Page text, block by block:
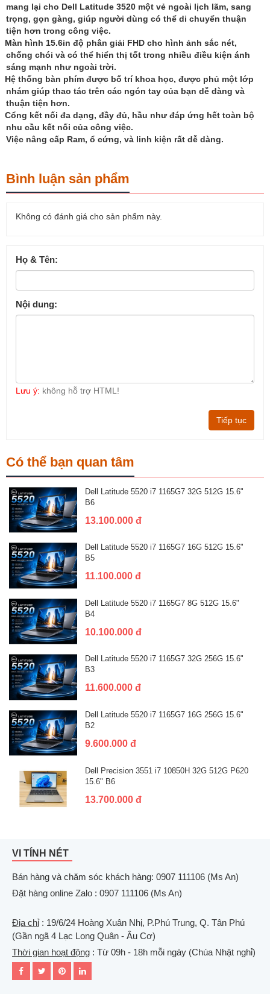
mang lại cho Dell Latitude 3520 một vẻ ngoài lịch lãm, sang
trọng, gọn gàng, giúp người dùng có thể di chuyển thuận
tiện hơn trong công việc.
Màn hình 15.6in độ phân giải FHD cho hình ảnh sắc nét,
chống chói và có thể hiển thị tốt trong nhiều điều kiện ánh
sáng mạnh như ngoài trời.
Hệ thống bàn phím được bố trí khoa học, được phủ một lớp
nhám giúp thao tác trên các ngón tay của bạn dễ dàng và
thuận tiện hơn.
Cổng kết nối đa dạng, đầy đủ, hầu như đáp ứng hết toàn bộ
nhu cầu kết nối của công việc.
Việc nâng cấp Ram, ổ cứng, và linh kiện rất dễ dàng.
Bình luận sản phẩm
Không có đánh giá cho sản phẩm này.
Họ & Tên:
Nội dung:
Lưu ý: không hỗ trợ HTML!
Tiếp tục
Có thể bạn quan tâm
Dell Latitude 5520 i7 1165G7 32G 512G 15.6"
B6
13.100.000 đ
Dell Latitude 5520 i7 1165G7 16G 512G 15.6"
B5
11.100.000 đ
Dell Latitude 5520 i7 1165G7 8G 512G 15.6"
B4
10.100.000 đ
Dell Latitude 5520 i7 1165G7 32G 256G 15.6"
B3
11.600.000 đ
Dell Latitude 5520 i7 1165G7 16G 256G 15.6"
B2
9.600.000 đ
Dell Precision 3551 i7 10850H 32G 512G P620
15.6" B6
13.700.000 đ
VI TÍNH NÉT
Bán hàng và chăm sóc khách hàng: 0907 111106 (Ms An)
Đặt hàng online Zalo : 0907 111106 (Ms An)
Địa chỉ: 19/6/24 Hoàng Xuân Nhị, P.Phú Trung, Q. Tân Phú
(Gần ngã 4 Lạc Long Quân - Âu Cơ)
Thời gian hoạt động : Từ 09h - 18h mỗi ngày (Chúa Nhật nghỉ)